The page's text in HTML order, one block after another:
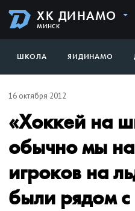
ХК ДИНАМО
МИНСК
ШКОЛА ЯИДИНАМО
16 октября 2012
«Хоккей на
обычно мы
игроков на
были рядом